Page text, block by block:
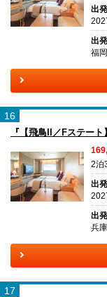
出
出
福
16
『【飛鳥II／Fステー
2泊
出
出
兵
17